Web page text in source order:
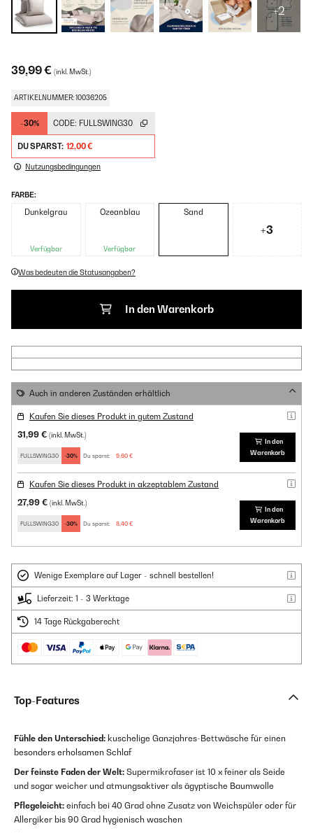
+2
39,99 € (inkl. MwSt.)
ARTIKELNUMMER: 10036205
-30% CODE: FULLSWING30
DU SPARST: 12,00 €
Nutzungsbedingungen
FARBE:
Dunkelgrau
Verfügbar
Ozeanblau
Verfügbar
Sand
+3
Was bedeuten die Statusangaben?
In den Warenkorb
Auch in anderen Zuständen erhältlich
Kaufen Sie dieses Produkt in gutem Zustand
31,99 € (inkl. MwSt.)
FULLSWING30 -30% Du sparst: 9,60 €
In den
Warenkorb
Kaufen Sie dieses Produkt in akzeptablem Zustand
27,99 € (inkl. MwSt.)
FULLSWING30 -30% Du sparst: 8,40 €
In den
Warenkorb
Wenige Exemplare auf Lager - schnell bestellen!
Lieferzeit: 1 - 3 Werktage
14 Tage Rückgaberecht
Top-Features
Fühle den Unterschied: kuschelige Ganzjahres-Bettwäsche für einen
besonders erholsamen Schlaf
Der feinste Faden der Welt: Supermikrofaser ist 10 x feiner als Seide
und sogar weicher und atmungsaktiver als ägyptische Baumwolle
Pflegeleicht: einfach bei 40 Grad ohne Zusatz von Weichspüler oder für
Allergiker bis 90 Grad hygienisch waschen